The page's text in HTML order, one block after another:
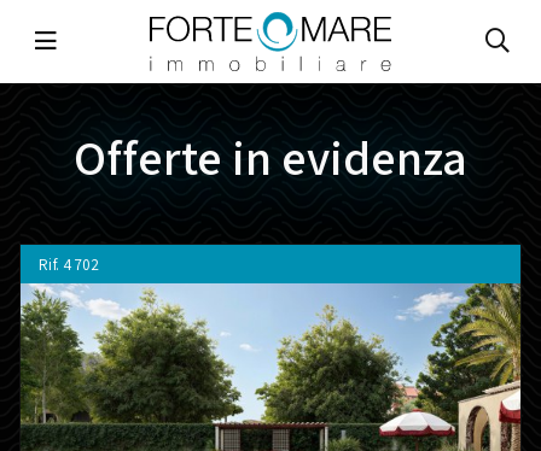
Offerte in evidenza
Rif. 4702